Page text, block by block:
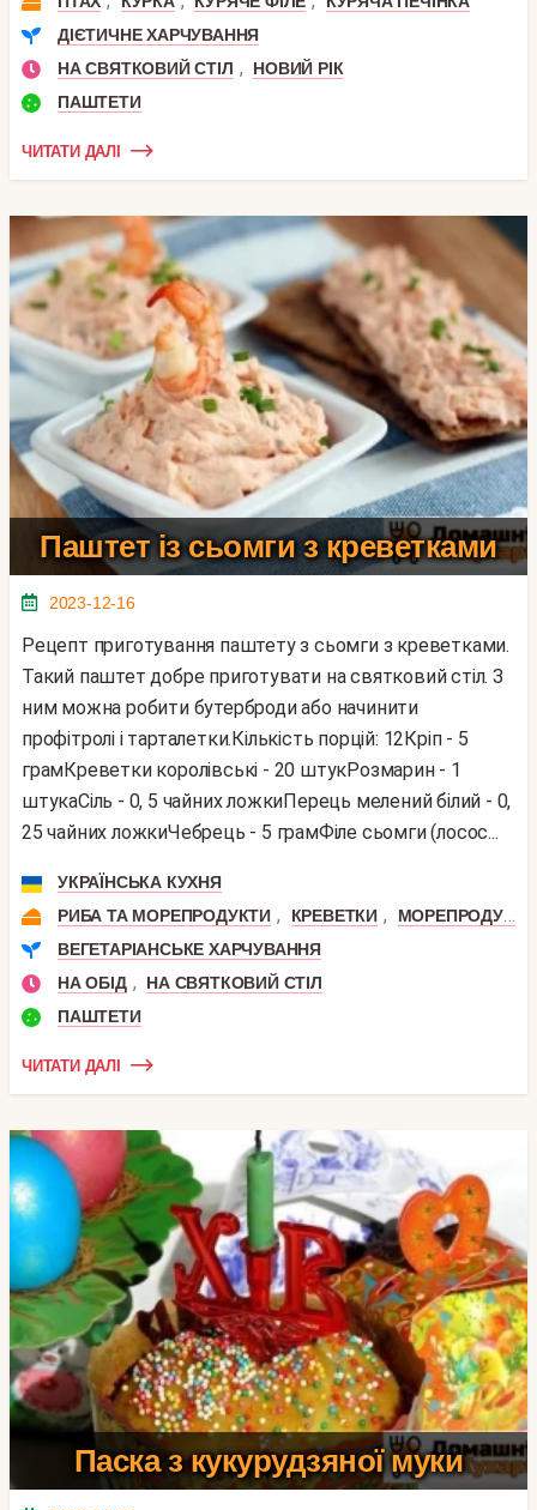
ДІЄТИЧНЕ ХАРЧУВАННЯ
НА СВЯТКОВИЙ СТІЛ ,
НОВИЙ РІК
ПАШТЕТИ
ЧИТАТИ ДАЛІ
Паштет із сьомги з креветками
2023-12-16
Рецепт приготування паштету з сьомги з креветками.
Такий паштет добре приготувати на святковий стіл. З
ним можна робити бутерброди або начинити
профітролі і тарталетки.Кількість порцій: 12Кріп - 5
грамКреветки королівські - 20 штукРозмарин - 1
штукаСіль - 0, 5 чайних ложкиПерець мелений білий - 0,
25 чайних ложкиЧебрець - 5 грамФіле сьомги (лосос...
УКРАЇНСЬКА КУХНЯ
РИБА ТА МОРЕПРОДУКТИ , КРЕВЕТКИ ,
МОРЕПРОДУКТИ
ВЕГЕТАРІАНСЬКЕ ХАРЧУВАННЯ
НА ОБІД ,
НА СВЯТКОВИЙ СТІЛ
ПАШТЕТИ
ЧИТАТИ ДАЛІ
Паска з кукурудзяної муки